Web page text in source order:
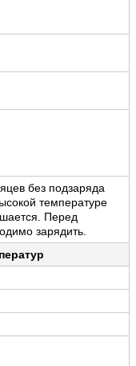
без подзаряда
температуре
Перед
зарядить.